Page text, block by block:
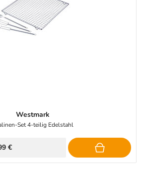
Westmark
Set 4-teilig Edelstahl
€